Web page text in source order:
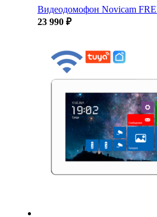
Видеодомофон Novicam
23 990 ₽